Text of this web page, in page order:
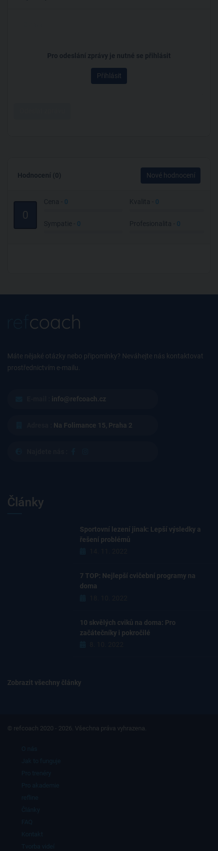
Pro odeslání zprávy je nutné se přihlásit
Přihlásit
Hodnocení (0) Nové hodnocení
0
Cena - 0
Sympatie - 0
Kvalita - 0
Profesionalita - 0
Máte nějaké otázky nebo připomínky? Neváhejte nás kontaktovat
prostřednictvím e-mailu.
info@refcoach.cz
Na Folimance 15, Praha 2
Články
Sportovní lezení jinak: Lepší výsledky a
řešení problémů
7 TOP: Nejlepší cvičební programy na
doma
10 skvělých cviků na doma: Pro
začátečníky i pokročilé
Zobrazit všechny články
© refcoach 2020 - 2026. Všechna práva vyhrazena.